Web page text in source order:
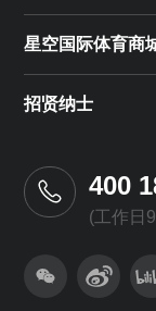
星空国际体育商
招贤纳士
400
(工作日